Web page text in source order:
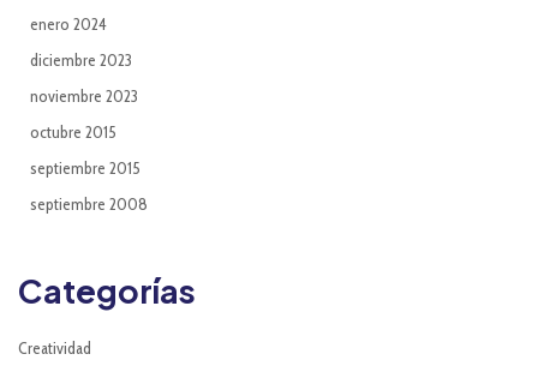
enero 2024
diciembre 2023
noviembre 2023
octubre 2015
septiembre 2015
septiembre 2008
Categorías
Creatividad